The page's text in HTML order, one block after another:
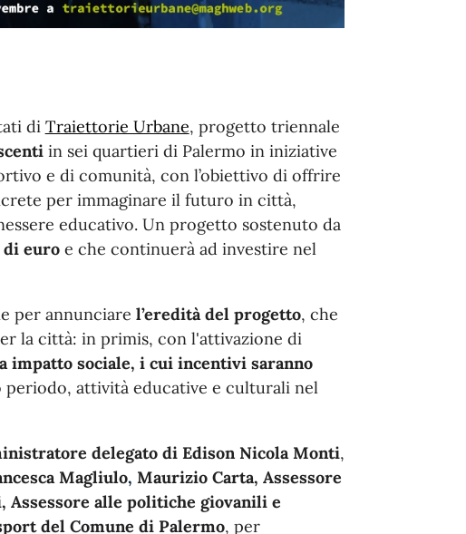
di Traiettorie Urbane, progetto triennale
in sei quartieri di Palermo in iniziative
e di comunità, con l’obiettivo di offrire
per immaginare il futuro in città,
educativo. Un progetto sostenuto da
euroe che continuerà ad investire nel
per annunciare l’eredità del progetto, che
la città: in primis, con l'attivazione di
impatto sociale, i cui incentivi saranno
attività educative e culturali nel
delegato di Edison Nicola Monti,
Magliulo, Maurizio Carta, Assessore
Assessore alle politiche giovanili e
del Comune di Palermo, per